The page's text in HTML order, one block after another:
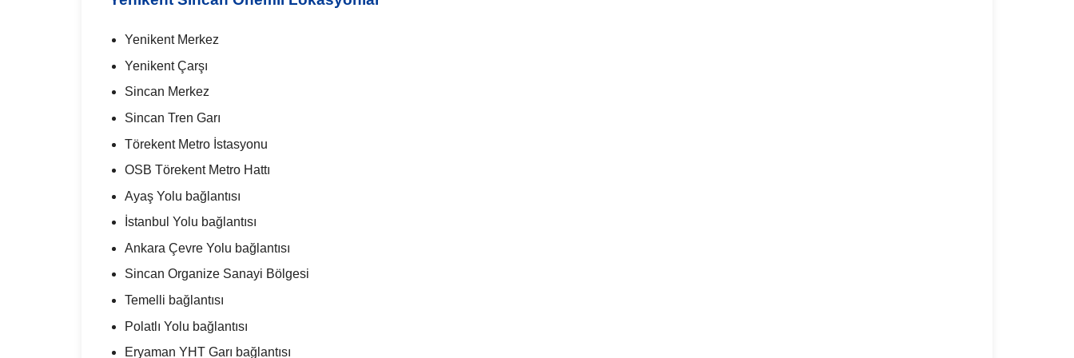
Yenikent Merkez
Yenikent Çarşı
Sincan Merkez
Sincan Tren Garı
Törekent Metro İstasyonu
OSB Törekent Metro Hattı
Ayaş Yolu bağlantısı
İstanbul Yolu bağlantısı
Ankara Çevre Yolu bağlantısı
Sincan Organize Sanayi Bölgesi
Temelli bağlantısı
Polatlı Yolu bağlantısı
Eryaman YHT Garı bağlantısı